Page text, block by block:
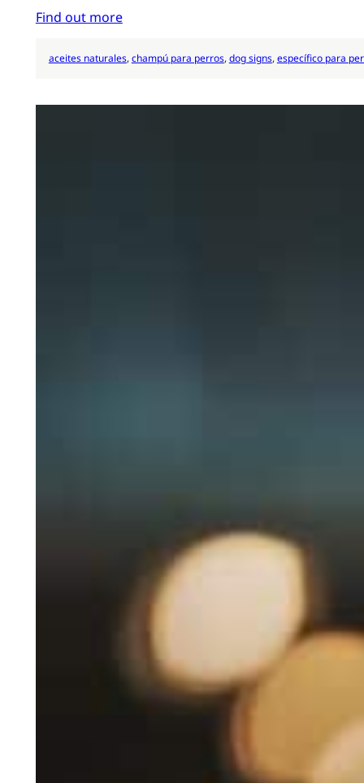
Find out more
aceites naturales, champú para perros, dog signs, específico para